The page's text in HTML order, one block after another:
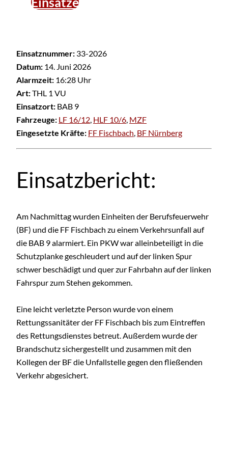
Einsatznummer: 33-2026
Datum: 14. Juni 2026
Alarmzeit: 16:28 Uhr
Art:THL 1 VU
Einsatzort: BAB 9
Fahrzeuge: LF 16/12, HLF 10/6, MZF
Eingesetzte Kräfte: FF Fischbach, BF Nürnberg
Einsatzbericht:
Am Nachmittag wurden Einheiten der Berufsfeuerwehr
(BF) und die FF Fischbach zu einem Verkehrsunfall auf
die BAB 9 alarmiert. Ein PKW war alleinbeteiligt in die
Schutzplanke geschleudert und auf der linken Spur
schwer beschädigt und quer zur Fahrbahn auf der linken
Fahrspur zum Stehen gekommen.
Eine leicht verletzte Person wurde von einem
Rettungssanitäter der FF Fischbach bis zum Eintreffen
des Rettungsdienstes betreut. Außerdem wurde der
Brandschutz sichergestellt und zusammen mit den
Kollegen der BF die Unfallstelle gegen den fließenden
Verkehr abgesichert.